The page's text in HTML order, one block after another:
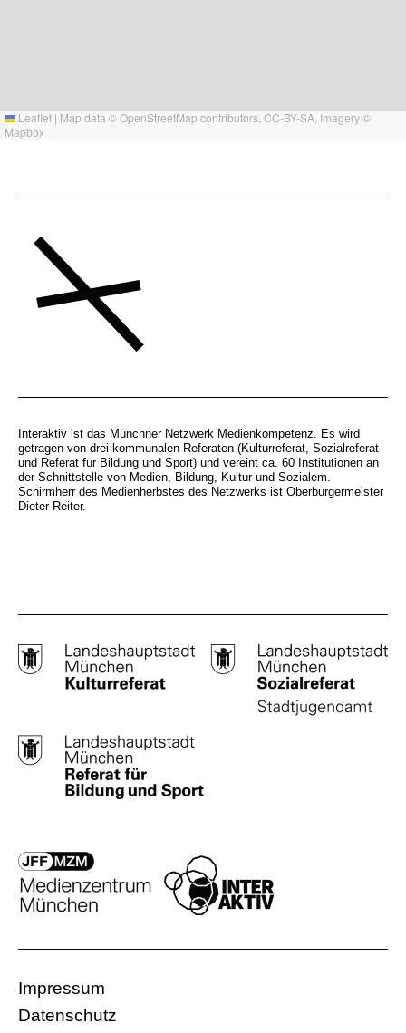
Leaflet | Map data ©OpenStreetMap contributors, CC-BY-SA , Imagery ©
Mapbox
Interaktiv ist das Münchner Netzwerk Medienkompetenz. Es wird
getragen von drei kommunalen Referaten (Kulturreferat, Sozialreferat
und Referat für Bildung und Sport) und vereint ca. 60 Institutionen an
der Schnittstelle von Medien, Bildung, Kultur und Sozialem.
Schirmherr des Medienherbstes des Netzwerks ist Oberbürgermeister
Dieter Reiter.
Impressum
Datenschutz